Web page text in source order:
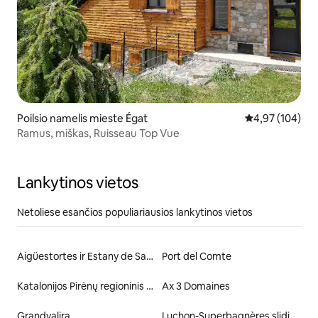
Poilsio namelis mieste Égat Vidutinis
4,97 (104)
Ramus, miškas, Ruisseau Top Vue
Lankytinos vietos
Netoliese esančios populiariausios lankytinos vietos
Aigüestortes ir Estany de Sant Maurici nacionalinis parkas Port del Comte
Katalonijos Pirėnų regioninis gamtos parkas Ax 3 Domaines